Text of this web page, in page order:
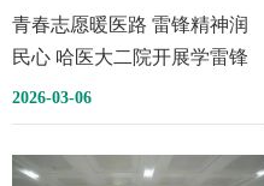
青春志愿暖医路 雷锋精神润
民心 哈医大二院开展学雷锋
纪念日主题志愿服务活动 一
抹志愿红，让就医更有温度！
2026-03-06